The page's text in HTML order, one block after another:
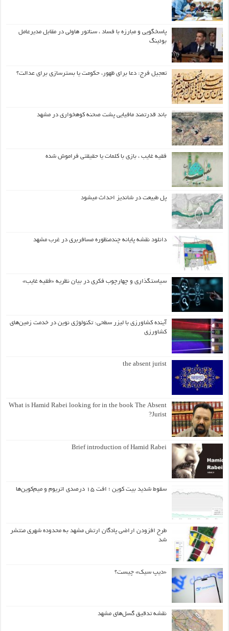
پاسخگویی و مبارزه با فساد ، سناتور هاولی در مقابل مدیرعامل
بوئینگ
تعجیل فرج: دعا برای ظهور، حکومت یا بسترسازی برای عدالت؟
باند قدرتمند مافیایی پشت صحنه کوهخواری در مشهد
فقیه غایب ، بازی با کلمات یا حقیقتی فراموش شده
پل طبیعت در شاندیز احداث میشود
دانلود نقشه پایانه چندمنظوره مسافربری در غرب مشهد
سیاستگذاری و چهارچوب فکری در بیان نظریه «فقیه غایب»
آینده کشاورزی با لیزر سطحی: تکنولوژی نوین در خدمت زمین‌های
کشاورزی
the absent jurist
What is Hamid Rabei looking for in the book The Absent
Jurist?
Brief introduction of Hamid Rabei
سقوط شدید بیت کوین ؛ افت ۱۵ درصدی اتریوم و میم‌کوین‌ها
طرح افزودن اراضی پادگان ارتش مشهد به محدوده شهری منتشر
شد
«دیپ سیک» چیست؟
نقشه تدقیق گسل‌های مشهد